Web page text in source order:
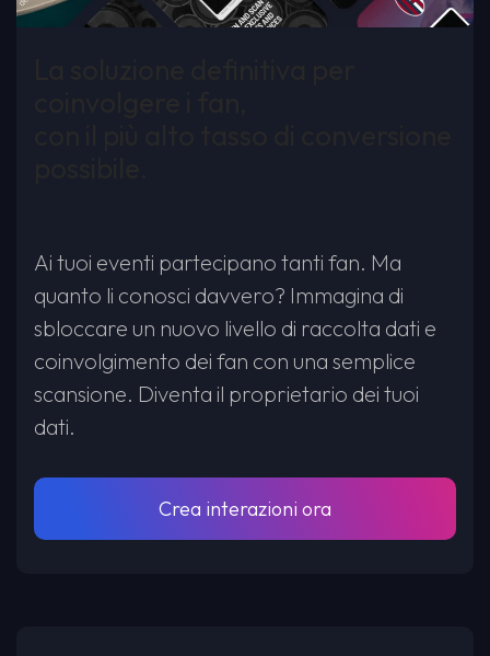
Ai tuoi eventi partecipano tanti fan. Ma
quanto li conosci davvero? Immagina di
sbloccare un nuovo livello di raccolta dati e
coinvolgimento dei fan con una semplice
scansione. Diventa il proprietario dei tuoi
dati.
Crea interazioni ora